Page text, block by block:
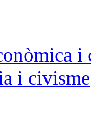
i
i civisme